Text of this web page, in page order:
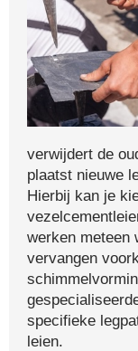
verwijdert de
plaatst nieuwe
Hierbij kan je
werken meteen
vervangen
specifieke
leien.